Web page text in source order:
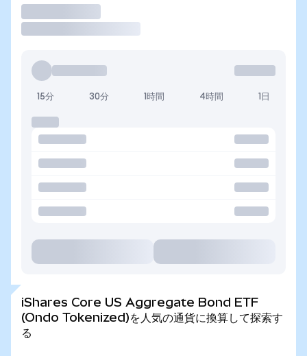
15分 30分 1時間 4時間 1日
iShares Core US Aggregate Bond ETF
(Ondo Tokenized)を人気の通貨に換算して探索す
る